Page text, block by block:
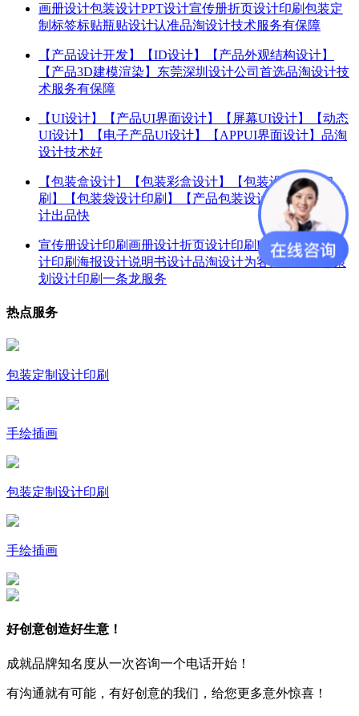
画册设计包装设计PPT设计宣传册折页设计印刷包装定
制标签标贴瓶贴设计认准品淘设计技术服务有保障
【产品设计开发】【ID设计】【产品外观结构设计】
【产品3D建模渲染】东莞深圳设计公司首选品淘设计技
术服务有保障
【UI设计】【产品UI界面设计】【屏幕UI设计】【动态
UI设计】【电子产品UI设计】【APPUI界面设计】品淘
设计技术好
【包装盒设计】【包装彩盒设计】【包装设计定制印
刷】【包装袋设计印刷】【产品包装设计定制】品淘设
计出品快
宣传册设计印刷画册设计折页设计印刷PPT设计彩页设
计印刷海报设计说明书设计品淘设计为客户提供创意策
划设计印刷一条龙服务
热点服务
包装定制设计印刷
手绘插画
包装定制设计印刷
手绘插画
好创意创造好生意！
成就品牌知名度从一次咨询一个电话开始！
有沟通就有可能，有好创意的我们，给您更多意外惊喜！